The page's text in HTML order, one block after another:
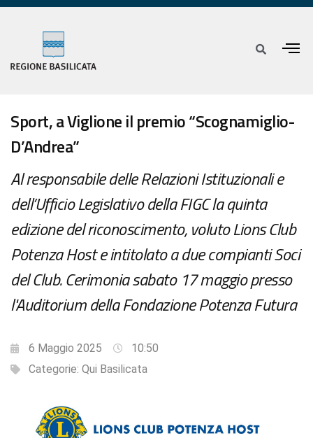
Sport, a Viglione il premio “Scognamiglio-
D’Andrea”
Al responsabile delle Relazioni Istituzionali e
dell’Ufficio Legislativo della FIGC la quinta
edizione del riconoscimento, voluto Lions Club
Potenza Host e intitolato a due compianti Soci
del Club. Cerimonia sabato 17 maggio presso
l'Auditorium della Fondazione Potenza Futura
6 Maggio 2025
10:50
Categorie: Qui Basilicata